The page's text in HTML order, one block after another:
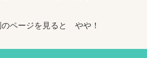
ページを見ると やや！